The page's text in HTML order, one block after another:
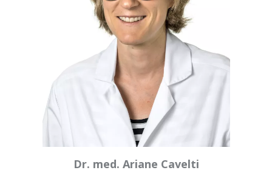
Dr. med. Ariane Cavelti